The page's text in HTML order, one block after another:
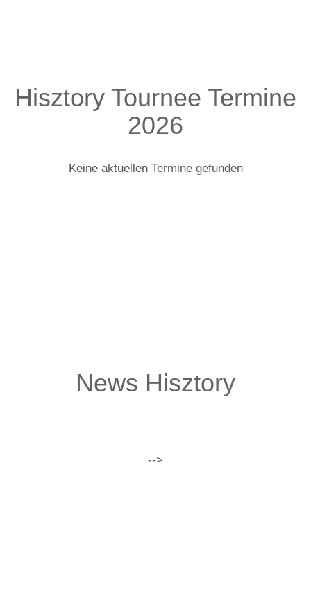
Hisztory Tournee Termine
2026
Keine aktuellen Termine gefunden
News Hisztory
-->